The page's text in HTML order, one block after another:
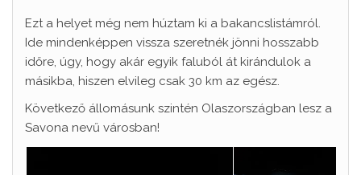
Ezt a helyet még nem húztam ki a bakancslistámról.
Ide mindenképpen vissza szeretnék jönni hosszabb
időre, úgy, hogy akár egyik faluból át kirándulok a
másikba, hiszen elvileg csak 30 km az egész.
Következő állomásunk szintén Olaszországban lesz a
Savona nevű városban!